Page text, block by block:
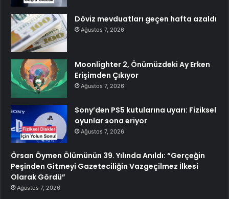
Döviz mevduatları geçen hafta azaldı
Ağustos 7, 2026
Moonlighter 2, Önümüzdeki Ay Erken
Erişimden Çıkıyor
Ağustos 7, 2026
Sony’den PS5 kutularına uyarı: Fiziksel
oyunlar sona eriyor
Ağustos 7, 2026
Örsan Öymen Ölümünün 39. Yılında Anıldı: “Gerçeğin
Peşinden Gitmeyi Gazeteciliğin Vazgeçilmez İlkesi
Olarak Gördü”
Ağustos 7, 2026